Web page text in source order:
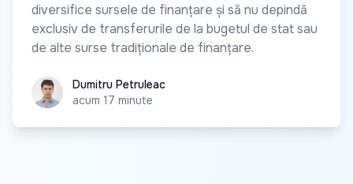
diversifice sursele de finanțare și să nu depindă
exclusiv de transferurile de la bugetul de stat sau
de alte surse tradiționale de finanțare.
Dumitru Petruleac
Dumitru Petruleac
acum 17 minute